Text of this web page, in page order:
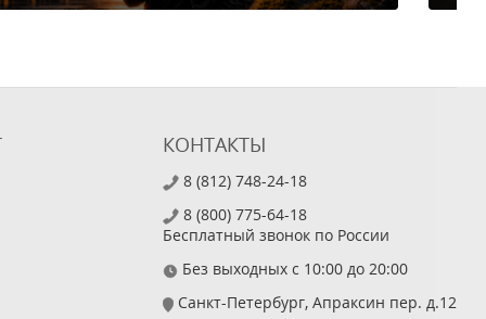
КОНТАКТЫ
8 (812) 748-24-18
8 (800) 775-64-18
Бесплатный звонок по России
Без выходных с 10:00 до 20:00
Санкт-Петербург, Апраксин пер. д.12